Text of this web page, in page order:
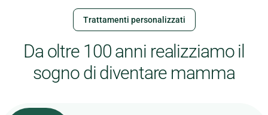
Trattamenti personalizzati
Da oltre 100 anni realizziamo il
sogno di diventare mamma